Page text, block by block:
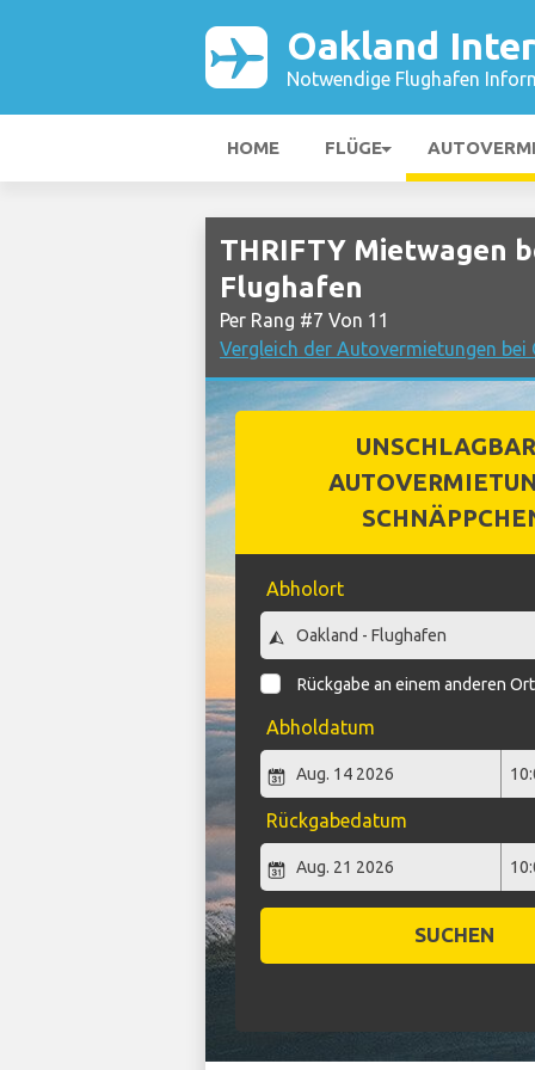
Oakland
Notwendige Flughafen
HOME FLÜGE
THRIFTY Mietwagen
Flughafen
Per Rang #7 Von 11
Vergleich der Autovermietungen
Abholort
Rückgabe an einem anderen Ort
Abholdatum
Rückgabedatum
SUCHEN